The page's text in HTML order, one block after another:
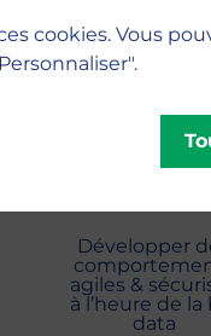
Développer
agiles &
à l’heure de la
data
cookies. Vous